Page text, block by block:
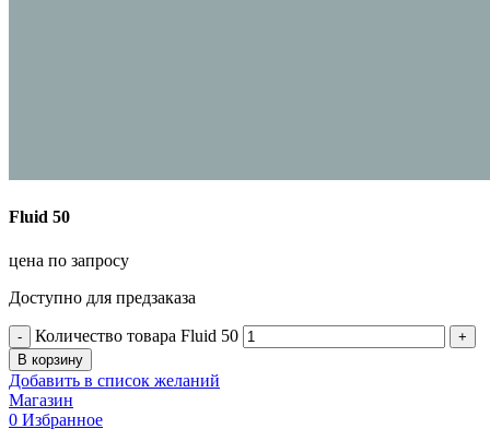
Fluid 50
цена по запросу
Доступно для предзаказа
Количество товара Fluid 50
В корзину
Добавить в список желаний
Магазин
0 Избранное